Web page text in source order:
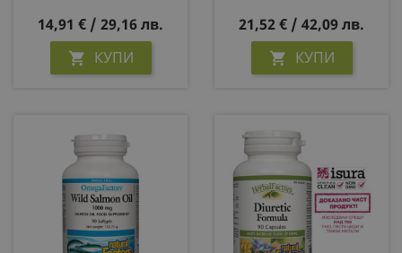
14,91 € / 29,16 лв.
 КУПИ
Grape Seed, 60 Капсули
21,52 € / 42,09 лв.
 КУПИ